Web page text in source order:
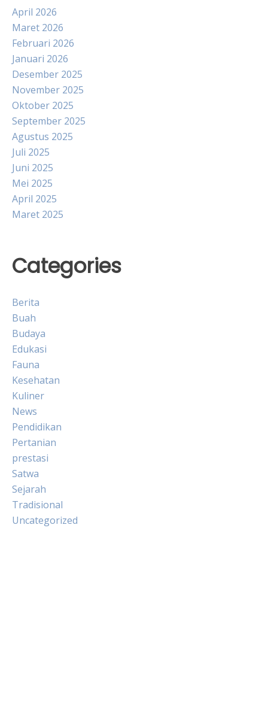
April 2026
Maret 2026
Februari 2026
Januari 2026
Desember 2025
November 2025
Oktober 2025
September 2025
Agustus 2025
Juli 2025
Juni 2025
Mei 2025
April 2025
Maret 2025
Categories
Berita
Buah
Budaya
Edukasi
Fauna
Kesehatan
Kuliner
News
Pendidikan
Pertanian
prestasi
Satwa
Sejarah
Tradisional
Uncategorized